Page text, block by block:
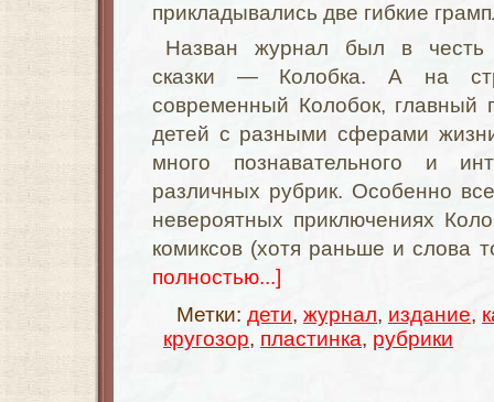
прикладывались две гибкие
Назван журнал был в честь
сказки — Колобка. А на
современный Колобок, главный
детей с разными сферами
много познавательного и
различных рубрик. Особенно
невероятных приключениях
комиксов (хотя раньше и слова
полностью...]
Метки: дети, журнал, издание,
кругозор, пластинка, рубрики